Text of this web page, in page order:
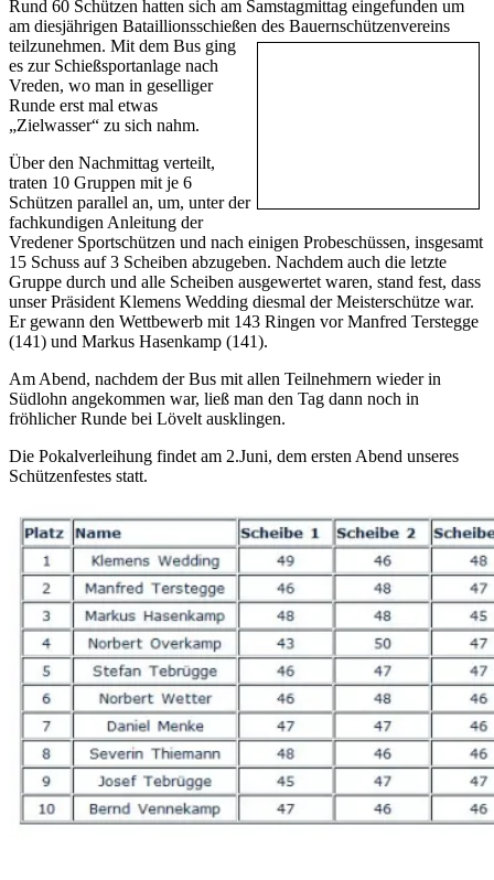
Rund 60 Schützen hatten sich am Samstagmittag eingefunden um
am diesjährigen Bataillionsschießen des Bauernschützenvereins
teilzunehmen. Mit dem Bus ging
es zur Schießsportanlage nach
Vreden, wo man in geselliger
Runde erst mal etwas
„Zielwasser“ zu sich nahm.
Über den Nachmittag verteilt,
traten 10 Gruppen mit je 6
Schützen parallel an, um, unter der
fachkundigen Anleitung der
Vredener Sportschützen und nach einigen Probeschüssen, insgesamt
15 Schuss auf 3 Scheiben abzugeben. Nachdem auch die letzte
Gruppe durch und alle Scheiben ausgewertet waren, stand fest, dass
unser Präsident Klemens Wedding diesmal der Meisterschütze war.
Er gewann den Wettbewerb mit 143 Ringen vor Manfred Terstegge
(141) und Markus Hasenkamp (141).
Am Abend, nachdem der Bus mit allen Teilnehmern wieder in
Südlohn angekommen war, ließ man den Tag dann noch in
fröhlicher Runde bei Lövelt ausklingen.
Die Pokalverleihung findet am 2.Juni, dem ersten Abend unseres
Schützenfestes statt.